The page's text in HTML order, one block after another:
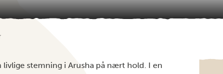
stemning i Arusha på nært hold. I en